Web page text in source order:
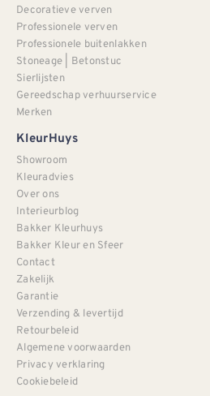
Decoratieve verven
Professionele verven
Professionele buitenlakken
Stoneage | Betonstuc
Sierlijsten
Gereedschap verhuurservice
Merken
KleurHuys
Showroom
Kleuradvies
Over ons
Interieurblog
Bakker Kleurhuys
Bakker Kleur en Sfeer
Contact
Zakelijk
Garantie
Verzending & levertijd
Retourbeleid
Algemene voorwaarden
Privacy verklaring
Cookiebeleid